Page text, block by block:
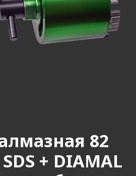
82
+ DIAMAL